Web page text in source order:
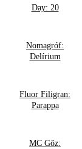
Day: 20
Nomagróf:
Delírium
Fluor Filigran:
Parappa
MC Gőz: